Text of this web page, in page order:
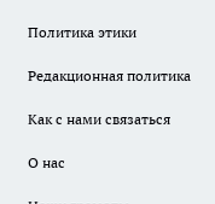
Политика этики
Редакционная политика
Как с нами связаться
О нас